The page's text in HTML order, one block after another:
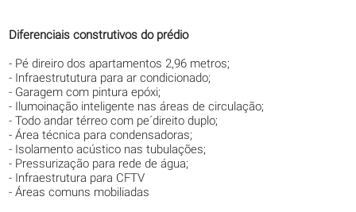
Diferenciais construtivos do prédio
- Pé direiro dos apartamentos 2,96 metros;
- Infraestrututura para ar condicionado;
- Garagem com pintura epóxi;
- Ilumoinação inteligente nas áreas de circulação;
- Todo andar térreo com pe´direito duplo;
- Área técnica para condensadoras;
- Isolamento acústico nas tubulações;
- Pressurização para rede de água;
- Infraestrutura para CFTV
- Áreas comuns mobiliadas